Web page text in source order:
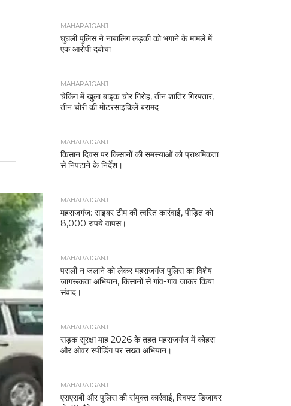
MAHARAJGANJ
घुघली पुलिस ने नाबालिग लड़की को भगाने के मामले में
एक आरोपी दबोचा
MAHARAJGANJ
चेकिंग में खुला बाइक चोर गिरोह, तीन शातिर गिरफ्तार,
तीन चोरी की मोटरसाइकिलें बरामद
MAHARAJGANJ
किसान दिवस पर किसानों की समस्याओं को प्राथमिकता
से निपटाने के निर्देश।
MAHARAJGANJ
महराजगंज: साइबर टीम की त्वरित कार्रवाई, पीड़ित को
8,000 रुपये वापस।
MAHARAJGANJ
पराली न जलाने को लेकर महराजगंज पुलिस का विशेष
जागरूकता अभियान, किसानों से गांव-गांव जाकर किया
संवाद।
MAHARAJGANJ
सड़क सुरक्षा माह 2026 के तहत महराजगंज में कोहरा
और ओवर स्पीडिंग पर सख्त अभियान।
MAHARAJGANJ
एसएसबी और पुलिस की संयुक्त कार्रवाई, स्विफ्ट डिजायर